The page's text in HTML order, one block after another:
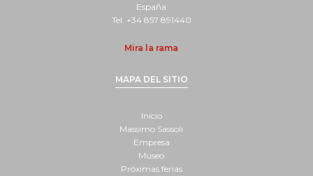
España
Tel. +34 857 891440
Mira la rama
MAPA DEL SITIO
Inicio
Massimo Sassoli
Empresa
Museo
Próximas ferias